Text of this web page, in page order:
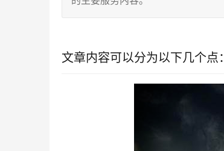
文章内容可以分为以下几个点：